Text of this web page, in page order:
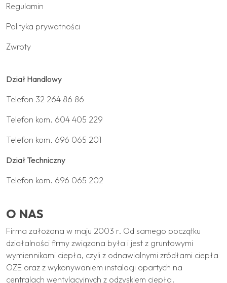
Regulamin
Polityka prywatności
Zwroty
Dział Handlowy
Telefon 32 264 86 86
Telefon kom. 604 405 229
Telefon kom. 696 065 201
Dział Techniczny
Telefon kom. 696 065 202
O NAS
Firma założona w maju 2003 r. Od samego początku
działalności firmy związana była i jest z gruntowymi
wymiennikami ciepła, czyli z odnawialnymi zródłami ciepła
OZE oraz z wykonywaniem instalacji opartych na
centralach wentylacyjnych z odzyskiem ciepła.